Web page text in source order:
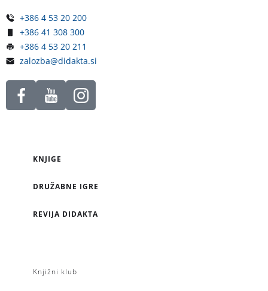
+386 4 53 20 200
+386 41 308 300
+386 4 53 20 211
zalozba@didakta.si
KNJIGE
DRUŽABNE IGRE
REVIJA DIDAKTA
Knjižni klub